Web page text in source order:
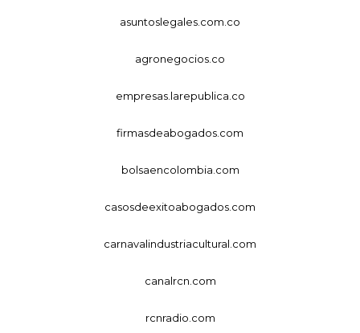
asuntoslegales.com.co
agronegocios.co
empresas.larepublica.co
firmasdeabogados.com
bolsaencolombia.com
casosdeexitoabogados.com
carnavalindustriacultural.com
canalrcn.com
rcnradio.com